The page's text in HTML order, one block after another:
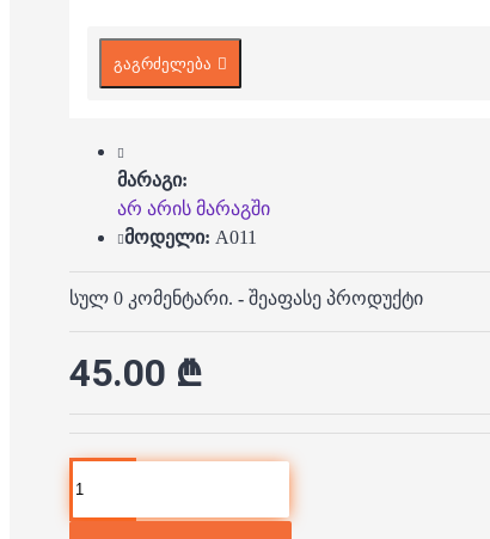
გაგრძელება
მარაგი:
არ არის მარაგში
მოდელი: A011
სულ 0 კომენტარი. - შეაფასე პროდუქტი
45.00 ₾